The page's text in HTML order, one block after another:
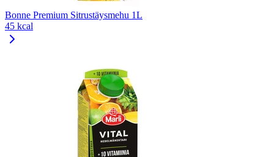
Bonne Premium Sitrustäysmehu 1L
45 kcal